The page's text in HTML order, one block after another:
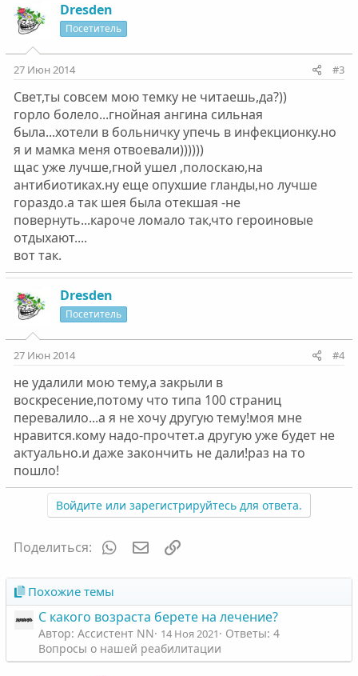
Dresden
Посетитель
27 Июн 2014 #3
Свет,ты совсем мою темку не читаешь,да?))
горло болело...гнойная ангина сильная
была...хотели в больничку упечь в инфекционку.но
я и мамка меня отвоевали))))))
щас уже лучше,гной ушел ,полоскаю,на
антибиотиках.ну еще опухшие гланды,но лучше
гораздо.а так шея была отекшая -не
повернуть...кароче ломало так,что героиновые
отдыхают....
вот так.
Dresden
Посетитель
27 Июн 2014 #4
не удалили мою тему,а закрыли в
воскресение,потому что типа 100 страниц
перевалило...а я не хочу другую тему!моя мне
нравится.кому надо-прочтет.а другую уже будет не
актуально.и даже закончить не дали!раз на то
пошло!
Войдите или зарегистрируйтесь для ответа.
Поделиться: WhatsAppЭлектронная почта
Похожие темы
С какого возраста берете на лечение?
Автор: Ассистент NN 14 Ноя 2021
Ответы: 4
Вопросы о нашей реабилитации